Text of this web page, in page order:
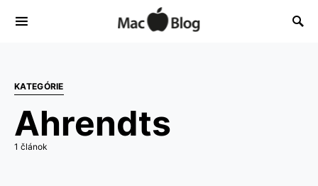
KATEGÓRIE
Ahrendts
1 článok